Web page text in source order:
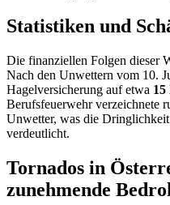
Statistiken und
Die finanziellen Folgen dieser
Nach den Unwettern vom 10.
Hagelversicherung auf etwa
Berufsfeuerwehr verzeichnete
Unwetter, was die
verdeutlicht.
Tornados in
zunehmende